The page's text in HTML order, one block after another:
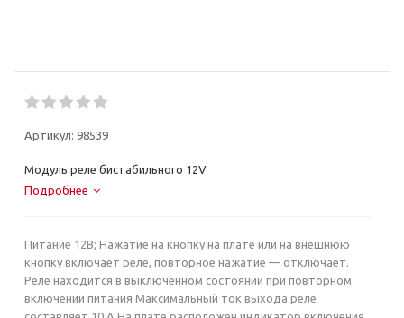
Артикул: 98539
Модуль реле бистабильного 12V
Подробнее
Питание 12В; Нажатие на кнопку на плате или на внешнюю
кнопку включает реле, повторное нажатие — отключает.
Реле находится в выключенном состоянии при повторном
включении питания Максимальный ток выхода реле